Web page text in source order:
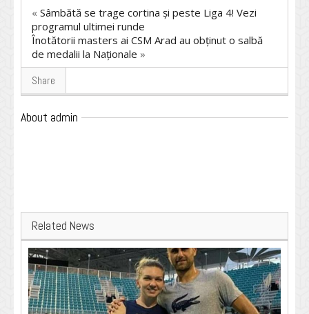
« Sâmbătă se trage cortina și peste Liga 4! Vezi
programul ultimei runde
Înotătorii masters ai CSM Arad au obținut o salbă
de medalii la Naționale »
Share
About admin
Related News